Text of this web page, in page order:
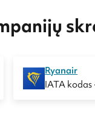
Ryanair
IATA kodas